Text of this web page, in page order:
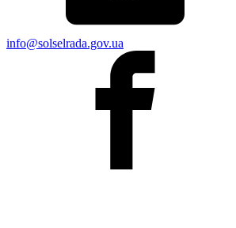
info@solselrada.gov.ua